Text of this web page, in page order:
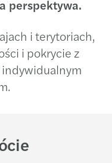
perspektywa.
i terytoriach,
i pokrycie z